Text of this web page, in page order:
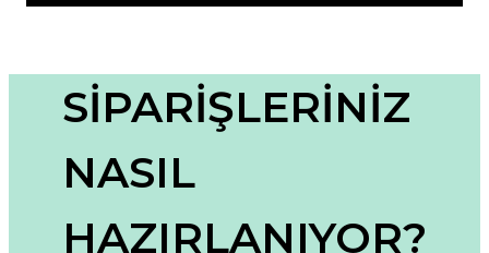
Görüş ve önerileriniz için teşekkür ederiz.
Ürün resmi kalitesiz, bozuk veya görüntülenemiyor.
Ürün açıklamasında eksik bilgiler bulunuyor.
Ürün fiyatı diğer sitelerden daha pahalı.
SİPARİŞLERİNİZ
NASIL
HAZIRLANIYOR?